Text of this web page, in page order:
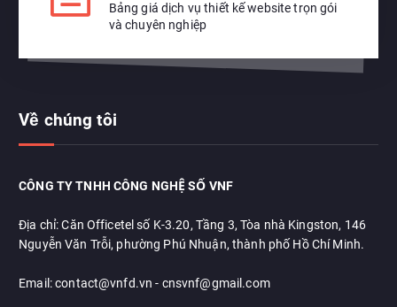
Bảng giá dịch vụ thiết kế website trọn gói
và chuyên nghiệp
Về chúng tôi
CÔNG TY TNHH CÔNG NGHỆ SỐ VNF
Địa chỉ: Căn Officetel số K-3.20, Tầng 3, Tòa nhà Kingston, 146
Nguyễn Văn Trỗi, phường Phú Nhuận, thành phố Hồ Chí Minh.
Email: contact@vnfd.vn - cnsvnf@gmail.com